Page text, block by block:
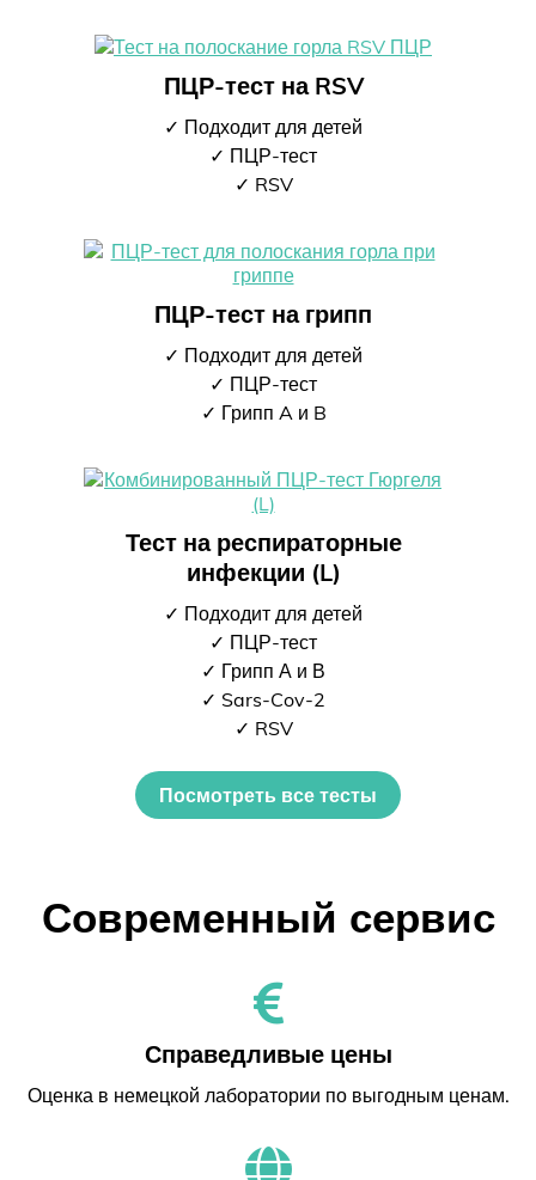
ПЦР-тест на RSV
✓ Подходит для детей
✓ ПЦР-тест
✓ RSV
ПЦР-тест на грипп
✓ Подходит для детей
✓ ПЦР-тест
✓ Грипп A и B
Тест на респираторные
инфекции (L)
✓ Подходит для детей
✓ ПЦР-тест
✓ Грипп А и В
✓ Sars-Cov-2
✓ RSV
Посмотреть все тесты
Современный сервис
Справедливые цены
Оценка в немецкой лаборатории по выгодным ценам.